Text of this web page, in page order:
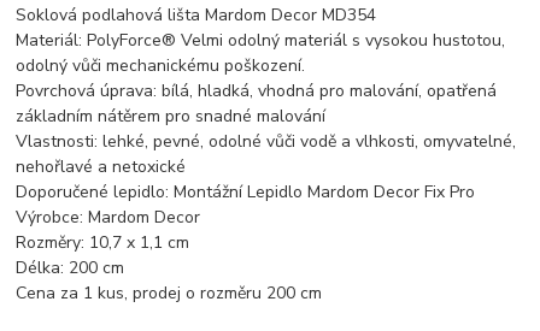
Soklová podlahová lišta Mardom Decor MD354
Materiál: PolyForce® Velmi odolný materiál s vysokou hustotou,
odolný vůči mechanickému poškození.
Povrchová úprava: bílá, hladká, vhodná pro malování, opatřená
základním nátěrem pro snadné malování
Vlastnosti: lehké, pevné, odolné vůči vodě a vlhkosti, omyvatelné,
nehořlavé a netoxické
Doporučené lepidlo: Montážní Lepidlo Mardom Decor Fix Pro
Výrobce: Mardom Decor
Rozměry: 10,7 x 1,1 cm
Délka: 200 cm
Cena za 1 kus, prodej o rozměru 200 cm